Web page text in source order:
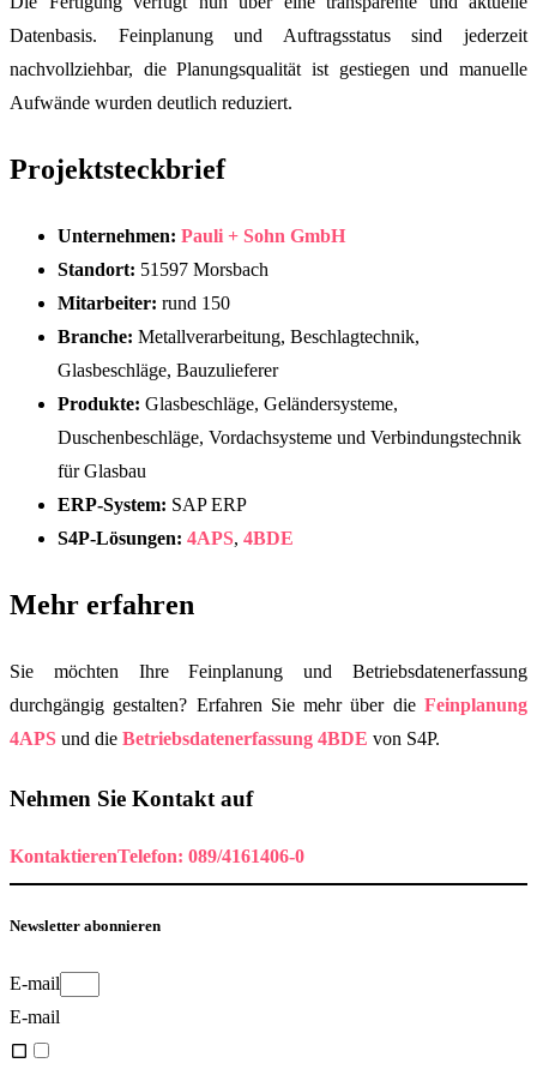
Datenbasis. Feinplanung und Auftragsstatus sind jederzeit
nachvollziehbar, die Planungsqualität ist gestiegen und manuelle
Aufwände wurden deutlich reduziert.
Projektsteckbrief
Unternehmen: Pauli + Sohn GmbH
Standort: 51597 Morsbach
Mitarbeiter: rund 150
Branche: Metallverarbeitung, Beschlagtechnik,
Glasbeschläge, Bauzulieferer
Produkte: Glasbeschläge, Geländersysteme,
Duschenbeschläge, Vordachsysteme und Verbindungstechnik
für Glasbau
ERP-System: SAP ERP
S4P-Lösungen: 4APS, 4BDE
Mehr erfahren
Sie möchten Ihre Feinplanung und Betriebsdatenerfassung
durchgängig gestalten? Erfahren Sie mehr über die Feinplanung
4APS und die Betriebsdatenerfassung 4BDE von S4P.
Nehmen Sie Kontakt auf
KontaktierenTelefon: 089/4161406-0
Newsletter abonnieren
E-mail
E-mail